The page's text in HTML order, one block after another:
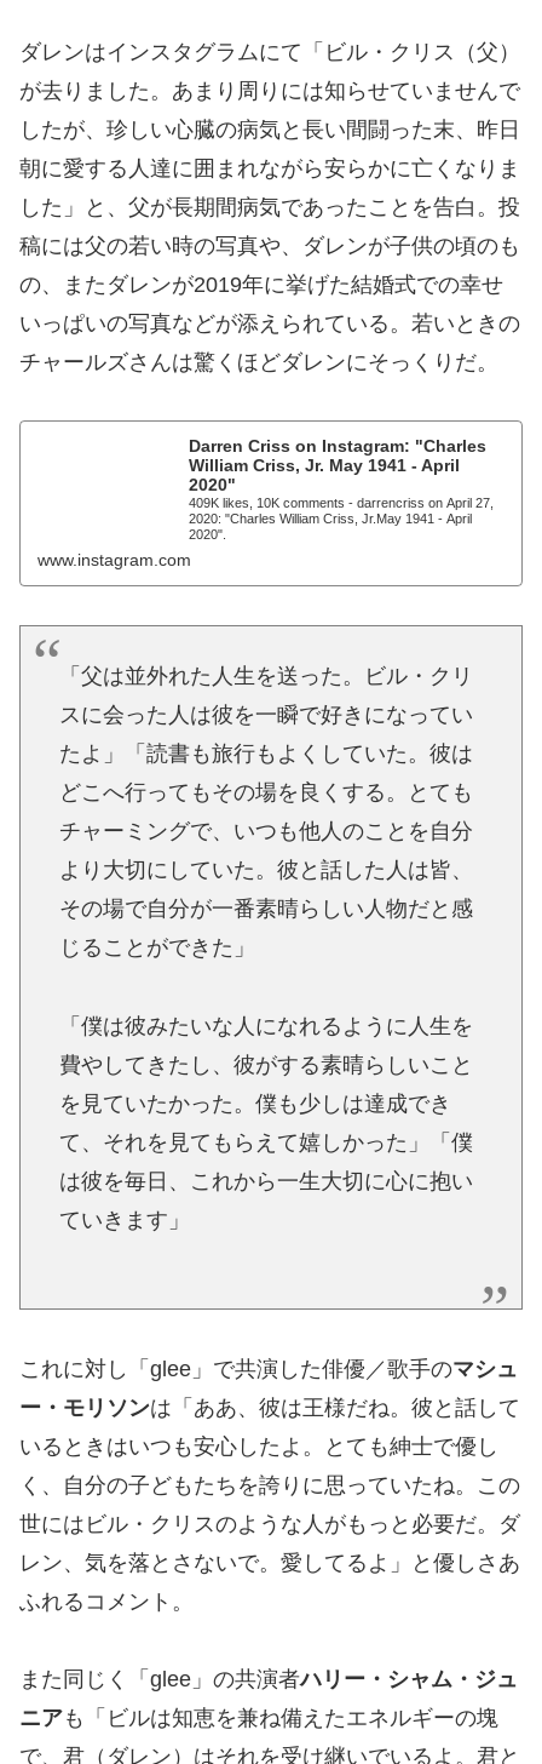
ダレンはインスタグラムにて「ビル・クリス（父）
が去りました。あまり周りには知らせていませんで
したが、珍しい心臓の病気と長い間闘った末、昨日
朝に愛する人達に囲まれながら安らかに亡くなりま
した」と、父が長期間病気であったことを告白。投
稿には父の若い時の写真や、ダレンが子供の頃のも
の、またダレンが2019年に挙げた結婚式での幸せ
いっぱいの写真などが添えられている。若いときの
チャールズさんは驚くほどダレンにそっくりだ。
Darren Criss on Instagram: "Charles
William Criss, Jr. May 1941 - April
2020"
409K likes, 10K comments - darrencriss on April 27,
2020: "Charles William Criss, Jr.May 1941 - April
2020".
www.instagram.com
「父は並外れた人生を送った。ビル・クリ
スに会った人は彼を一瞬で好きになってい
たよ」「読書も旅行もよくしていた。彼は
どこへ行ってもその場を良くする。とても
チャーミングで、いつも他人のことを自分
より大切にしていた。彼と話した人は皆、
その場で自分が一番素晴らしい人物だと感
じることができた」
「僕は彼みたいな人になれるように人生を
費やしてきたし、彼がする素晴らしいこと
を見ていたかった。僕も少しは達成でき
て、それを見てもらえて嬉しかった」「僕
は彼を毎日、これから一生大切に心に抱い
ていきます」
これに対し「glee」で共演した俳優／歌手のマシュ
ー・モリソンは「ああ、彼は王様だね。彼と話して
いるときはいつも安心したよ。とても紳士で優し
く、自分の子どもたちを誇りに思っていたね。この
世にはビル・クリスのような人がもっと必要だ。ダ
レン、気を落とさないで。愛してるよ」と優しさあ
ふれるコメント。
また同じく「glee」の共演者ハリー・シャム・ジュ
ニアも「ビルは知恵を兼ね備えたエネルギーの塊
で、君（ダレン）はそれを受け継いでいるよ。君と